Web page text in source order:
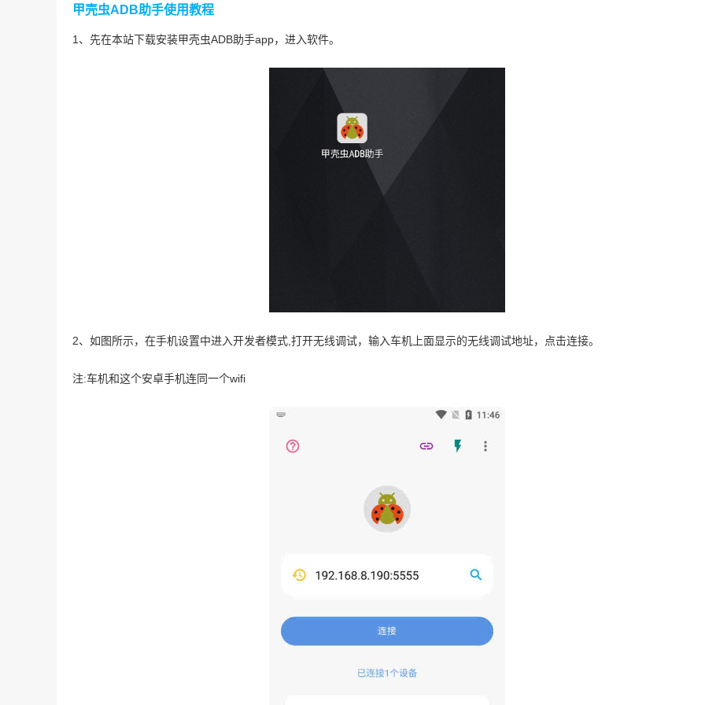
甲壳虫ADB助手使用教程
1、先在本站下载安装甲壳虫ADB助手app，进入软件。
2、如图所示，在手机设置中进入开发者模式,打开无线调试，输入车机上面显示的无线调试地址，点击连接。
注:车机和这个安卓手机连同一个wifi